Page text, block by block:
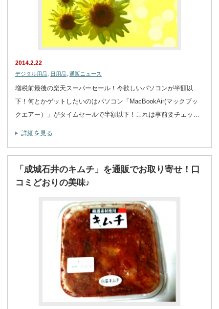
2014.2.22
デジタル用品 日用品 通販ニュース
増税前最後の楽天スーパーセール！今欲しいパソコンが半額以
下！何とかゲットしたいのはパソコン「MacBookAir(マックブッ
クエアー）」がタイムセールで半額以下！これは事前要チェッ…
詳細を見る
「成城石井のキムチ」を通販でお取り寄せ！口
コミどおりの美味♪